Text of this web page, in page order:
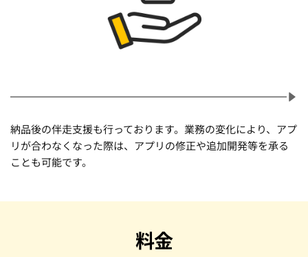
納品後の伴走支援も行っております。業務の変化により、アプ
リが合わなくなった際は、アプリの修正や追加開発等を承る
ことも可能です。
料金